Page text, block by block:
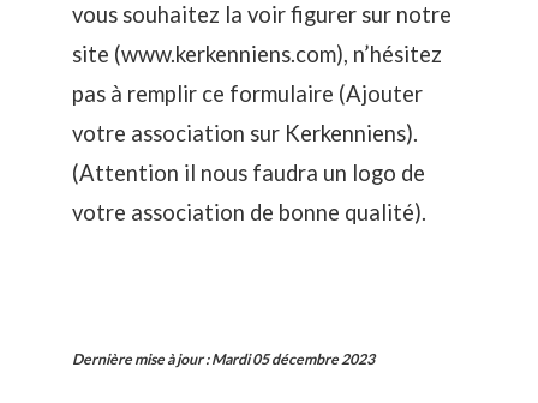
vous souhaitez la voir figurer sur notre
site (www.kerkenniens.com), n’hésitez
pas à remplir ce formulaire (Ajouter
votre association sur Kerkenniens).
(Attention il nous faudra un logo de
votre association de bonne qualité).
Dernière mise à jour:Mardi 05 décembre 2023